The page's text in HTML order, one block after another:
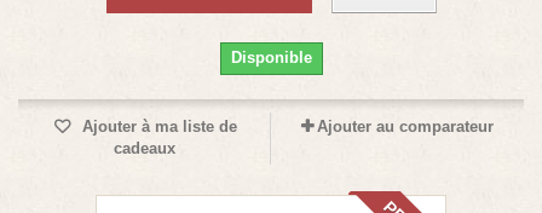
Disponible
Ajouter à ma liste de
cadeaux
Ajouter au comparateur